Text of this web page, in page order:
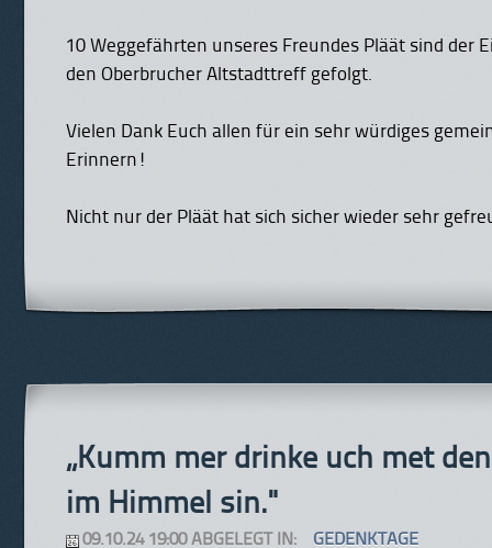
10 Weggefährten unseres Freundes Pläät sind der
den Oberbrucher Altstadttreff gefolgt.
Vielen Dank Euch allen für ein sehr würdiges
Erinnern!
Nicht nur der Pläät hat sich sicher wieder sehr
„Kumm mer drinke uch met
im Himmel sin."
09.10.24 19:00 ABGELEGT IN: GEDENKTAGE